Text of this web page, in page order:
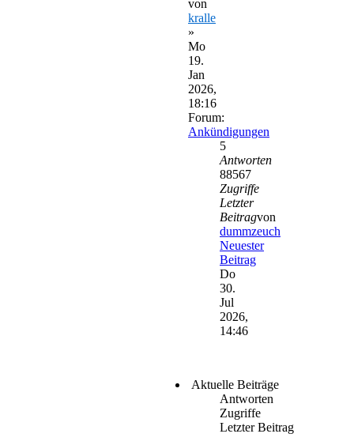
von
kralle
»
Mo
19.
Jan
2026,
18:16
Forum:
Ankündigungen
5
Antworten
88567
Zugriffe
Letzter
Beitragvon
dummzeuch
Neuester
Beitrag
Do
30.
Jul
2026,
14:46
Aktuelle Beiträge
Antworten
Zugriffe
Letzter Beitrag